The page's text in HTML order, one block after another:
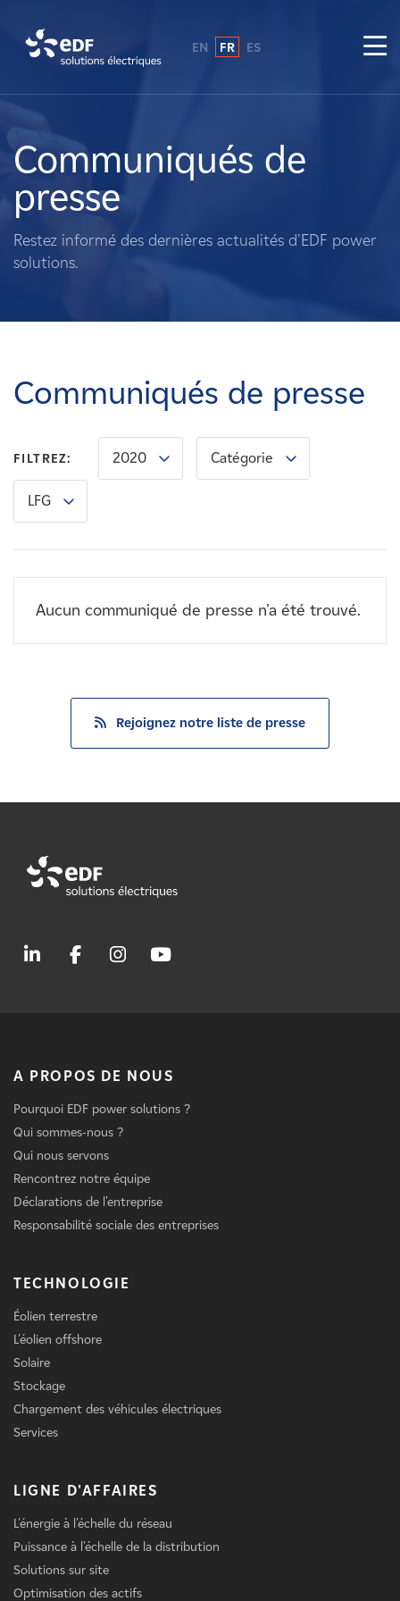
A propos de nous
Ce que nous faisons
Propriétaires fonciers
Carrières
Nouvelles
Contactez-nous
EN FR ES
Communiqués de
presse
Restez informé des dernières actualités d'EDF power
solutions.
Communiqués de presse
FILTREZ: 2020 Catégorie
LFG
Aucun communiqué de presse n'a été trouvé.
Rejoignez notre liste de presse
A PROPOS DE NOUS
Pourquoi EDF power solutions ?
Qui sommes-nous ?
Qui nous servons
Rencontrez notre équipe
Déclarations de l'entreprise
Responsabilité sociale des entreprises
TECHNOLOGIE
Éolien terrestre
L'éolien offshore
Solaire
Stockage
Chargement des véhicules électriques
Services
LIGNE D'AFFAIRES
L'énergie à l'échelle du réseau
Puissance à l'échelle de la distribution
Solutions sur site
Optimisation des actifs